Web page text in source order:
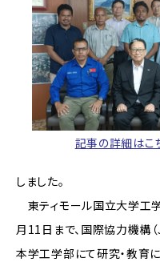
記事の詳細はこ
しました。
東ティモール国立大学工
月11日まで、国際協力機構（
本学工学部にて研究・教育